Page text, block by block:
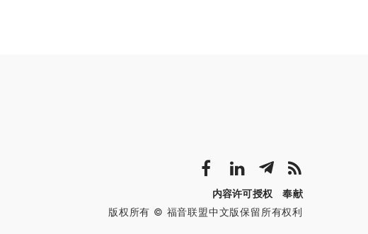
内容许可授权
奉献
版权所有 © 福音联盟中文版保留所有权利